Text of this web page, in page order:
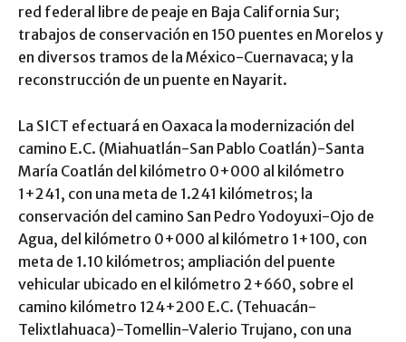
red federal libre de peaje en Baja California Sur;
trabajos de conservación en 150 puentes en Morelos y
en diversos tramos de la México-Cuernavaca; y la
reconstrucción de un puente en Nayarit.
La SICT efectuará en Oaxaca la modernización del
camino E.C. (Miahuatlán-San Pablo Coatlán)-Santa
María Coatlán del kilómetro 0+000 al kilómetro
1+241, con una meta de 1.241 kilómetros; la
conservación del camino San Pedro Yodoyuxi-Ojo de
Agua, del kilómetro 0+000 al kilómetro 1+100, con
meta de 1.10 kilómetros; ampliación del puente
vehicular ubicado en el kilómetro 2+660, sobre el
camino kilómetro 124+200 E.C. (Tehuacán-
Telixtlahuaca)-Tomellin-Valerio Trujano, con una